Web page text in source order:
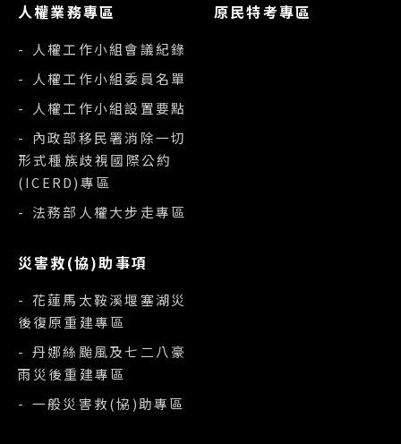
人權業務專區
- 人權工作小組會議紀錄
- 人權工作小組委員名單
- 人權工作小組設置要點
- 內政部移民署消除一切
形式種族歧視國際公約
(ICERD)專區
- 法務部人權大步走專區
原民特考專區
災害救(協)助事項
- 花蓮馬太鞍溪堰塞湖災
後復原重建專區
- 丹娜絲颱風及七二八豪
雨災後重建專區
- 一般災害救(協)助專區